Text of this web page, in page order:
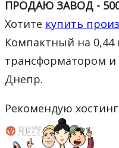
ПРОДАЮ ЗАВОД -
Хотите купить
Компактный на 0,44
трансформатором и
Днепр.
Рекомендую хостинг